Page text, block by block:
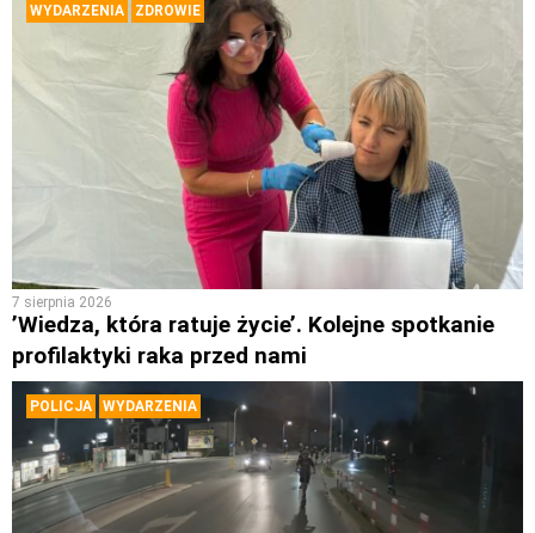
WYDARZENIA ZDROWIE
7 sierpnia 2026
’Wiedza, która ratuje życie’. Kolejne spotkanie
profilaktyki raka przed nami
POLICJA WYDARZENIA